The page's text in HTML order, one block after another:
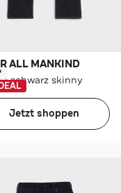
ALL MANKIND
schwarz skinny
Jetzt shoppen